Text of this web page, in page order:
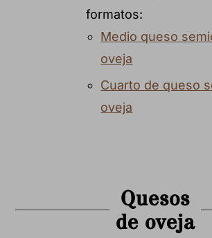
formatos:
Medio queso
oveja
Cuarto de queso
oveja
Quesos
de oveja